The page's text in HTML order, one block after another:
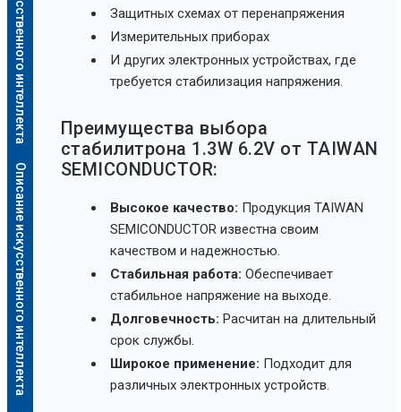
Описание искусственного интеллекта
Защитных схемах от перенапряжения
Измерительных приборах
И других электронных устройствах, где
требуется стабилизация напряжения.
Преимущества выбора
стабилитрона 1.3W 6.2V от TAIWAN
SEMICONDUCTOR:
Высокое качество: Продукция TAIWAN
SEMICONDUCTOR известна своим
качеством и надежностью.
Стабильная работа: Обеспечивает
стабильное напряжение на выходе.
Долговечность: Расчитан на длительный
срок службы.
Широкое применение: Подходит для
различных электронных устройств.